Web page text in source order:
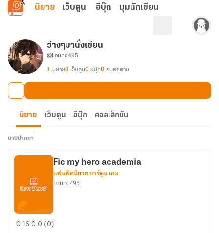
ข้ามไปยังเนื้อหาหลัก
นิยาย เว็บตูน อีบุ๊ก มุมนักเขียน
ว่างๆมานั่งเขียน
@Found495
1 นิยาย0 เว็บตูน0 อีบุ๊ก0 คนติดตาม
นิยาย เว็บตูน อีบุ๊ก คอลเล็กชัน
นามปากกา
Fic
Fic my hero academia
แฟนฟิคนิยาย การ์ตูน เกม
Found495
01600 (0)